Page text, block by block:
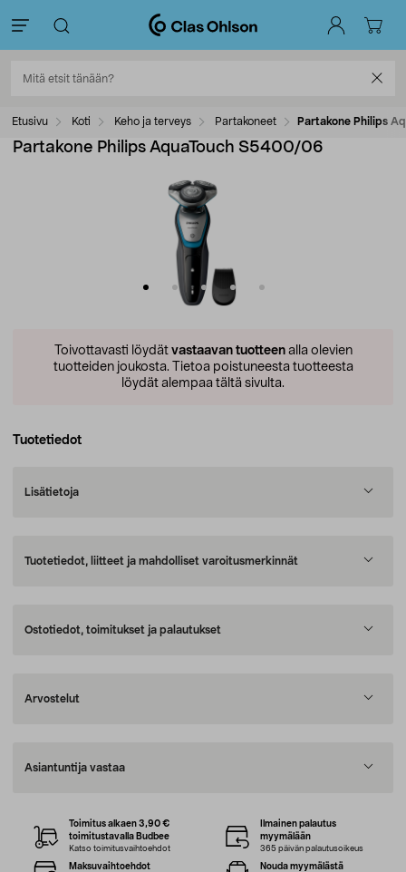
Etusivu Koti Keho ja terveys Partakoneet Partakone Philips
Partakone Philips AquaTouch S5400/06
Toivottavasti löydät vastaavan tuotteenalla olevien
tuotteiden joukosta. Tietoa poistuneesta tuotteesta
löydät alempaa tältä sivulta.
Tuotetiedot
Lisätietoja
Tuotetiedot, liitteet ja mahdolliset varoitusmerkinnät
Ostotiedot, toimitukset ja palautukset
Arvostelut
Asiantuntija vastaa
Toimitus alkaen 3,90 €
toimitustavalla Budbee
Katso toimitusvaihtoehdot
Ilmainen palautus
myymälään
365 päivän palautusoikeus
Maksuvaihtoehdot Nouda myymälästä